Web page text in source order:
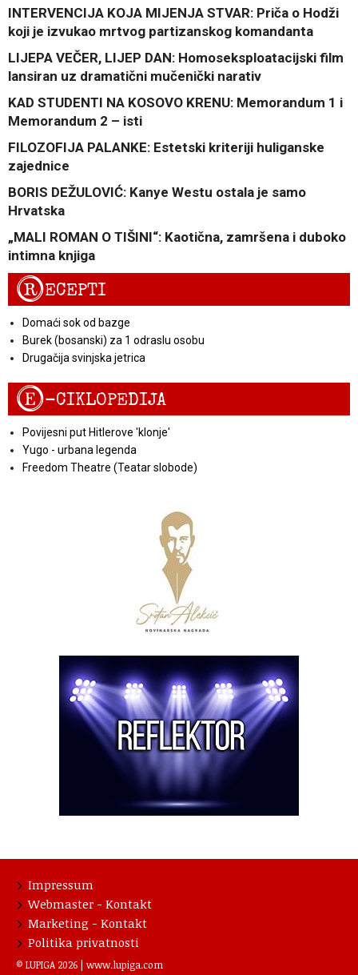
INTERVENCIJA KOJA MIJENJA STVAR: Priča o Hodži
koji je izvukao mrtvog partizanskog komandanta
LIJEPA VEČER, LIJEP DAN: Homoseksploatacijski film
lansiran uz dramatični mučenički narativ
KAD STUDENTI NA KOSOVO KRENU: Memorandum 1 i
Memorandum 2 – isti
FILOZOFIJA PALANKE: Estetski kriteriji huliganske
zajednice
BORIS DEŽULOVIĆ: Kanye Westu ostala je samo
Hrvatska
„MALI ROMAN O TIŠINI“: Kaotična, zamršena i duboko
intimna knjiga
RECEPTI
Domaći sok od bazge
Burek (bosanski) za 1 odraslu osobu
Drugačija svinjska jetrica
E-CIKLOPEDIJA
Povijesni put Hitlerove 'klonje'
Yugo - urbana legenda
Freedom Theatre (Teatar slobode)
Impressum
Webmaster - Kontakt
Marketing - Kontakt
Politika privatnosti
© LUPIGA 2026 | www.lupiga.com